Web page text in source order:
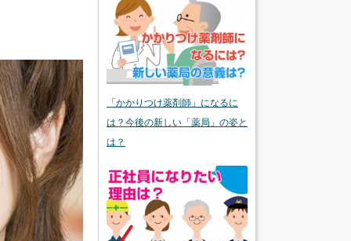
「かかりつけ薬剤師」になるに
は？今後の新しい「薬局」の姿と
は？